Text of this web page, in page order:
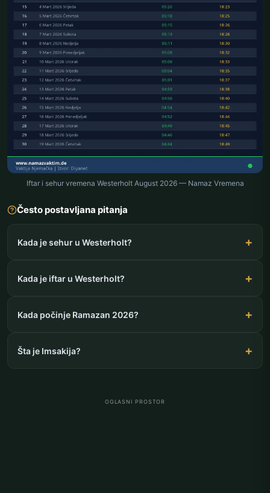
Iftar i sehur vremena Westerholt August 2026 — Namaz Vremena
Često postavljana pitanja
Kada je sehur u Westerholt?
Kada je iftar u Westerholt?
Kada počinje Ramazan 2026?
Šta je Imsakija?
OGLASNI PROSTOR